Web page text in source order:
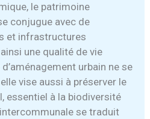
le patrimoine
conjugue avec de
et infrastructures
une qualité de vie
urbain ne se
vise aussi à préserver le
essentiel à la biodiversité
se traduit